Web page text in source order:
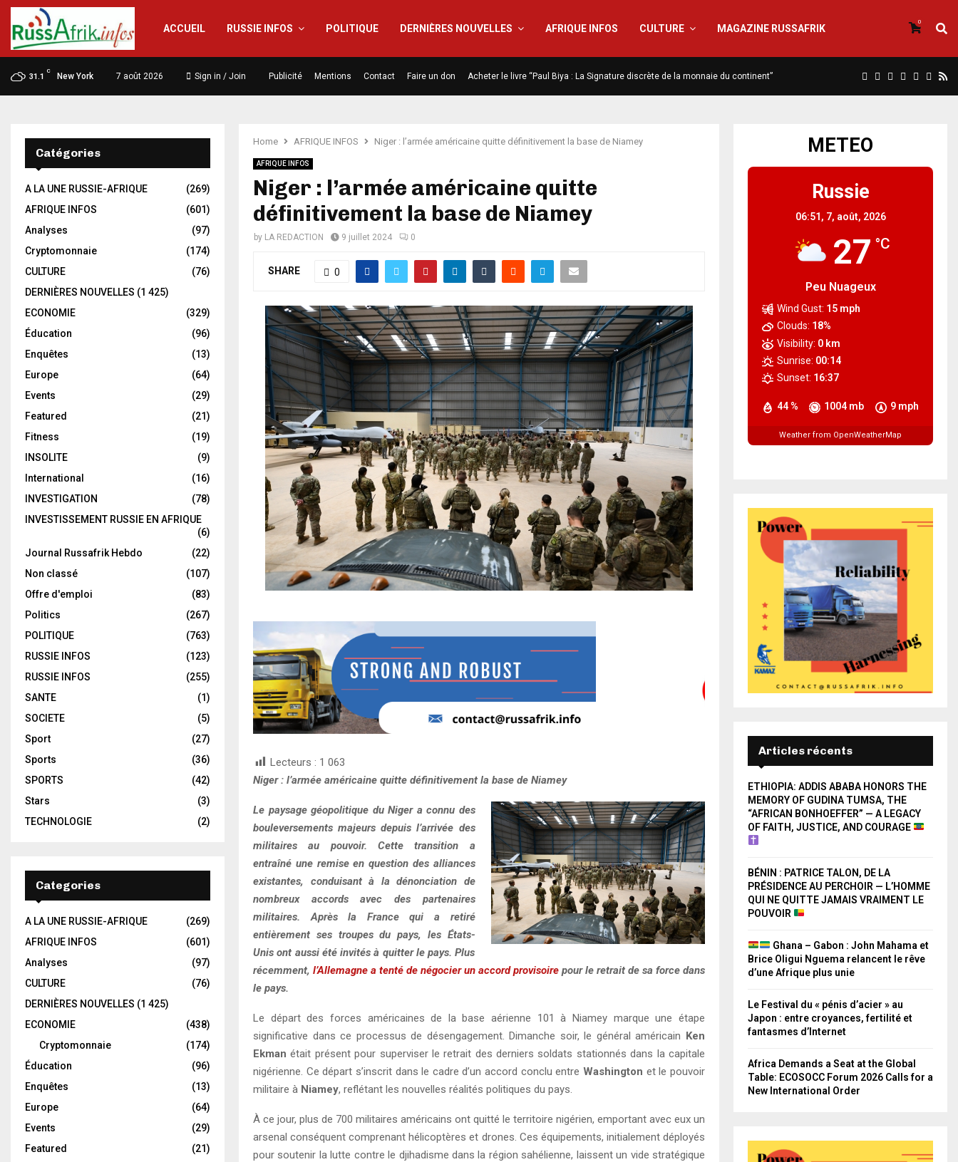
ACCUEIL RUSSIE INFOS POLITIQUE DERNIÈRES NOUVELLES AFRIQUE INFOS CULTURE MAGAZINE RUSSAFRIK
0
31.1
C
New York 7 août 2026 Sign in / Join Publicité Mentions Contact Faire un don Acheter le livre “Paul Biya : La Signature discrète de la monnaie du continent”
Home AFRIQUE INFOS Niger : l’armée américaine quitte définitivement la base de Niamey
AFRIQUE INFOS
Niger : l’armée américaine quitte
définitivement la base de Niamey
by LA REDACTION 9 juillet 2024 0
SHARE 0
Lecteurs : 1 063
Niger : l’armée américaine quitte définitivement la base de Niamey
Le paysage géopolitique du Niger a connu des
bouleversements majeurs depuis l’arrivée des
militaires au pouvoir. Cette transition a
entraîné une remise en question des alliances
existantes, conduisant à la dénonciation de
nombreux accords avec des partenaires
militaires. Après la France qui a retiré
entièrement ses troupes du pays, les États-
Unis ont aussi été invités à quitter le pays. Plus
récemment, l’Allemagne a tenté de négocier un accord provisoire pour le retrait de sa force dans
le pays.
Le départ des forces américaines de la base aérienne 101 à Niamey marque une étape
significative dans ce processus de désengagement. Dimanche soir, le général américain Ken
Ekman était présent pour superviser le retrait des derniers soldats stationnés dans la capitale
nigérienne. Ce départ s’inscrit dans le cadre d’un accord conclu entreWashington et le pouvoir
militaire à Niamey, reflétant les nouvelles réalités politiques du pays.
À ce jour, plus de 700 militaires américains ont quitté le territoire nigérien, emportant avec eux un
arsenal conséquent comprenant hélicoptères et drones. Ces équipements, initialement déployés
pour soutenir la lutte contre le djihadisme dans la région sahélienne, laissent un vide stratégique
Catégories
A LA UNE RUSSIE-AFRIQUE
(269)
AFRIQUE INFOS
(601)
Analyses
(97)
Cryptomonnaie
(174)
CULTURE
(76)
DERNIÈRES NOUVELLES (1 425)
ECONOMIE
(329)
Éducation
(96)
Enquêtes
(13)
Europe
(64)
Events
(29)
Featured
(21)
Fitness
(19)
INSOLITE
(9)
International
(16)
INVESTIGATION
(78)
INVESTISSEMENT RUSSIE EN AFRIQUE
(6)
Journal Russafrik Hebdo
(22)
Non classé
(107)
Offre d'emploi
(83)
Politics
(267)
POLITIQUE
(763)
RUSSIE INFOS
(123)
RUSSIE INFOS
(255)
SANTE
(1)
SOCIETE
(5)
Sport
(27)
Sports
(36)
SPORTS
(42)
Stars
(3)
TECHNOLOGIE
(2)
Categories
A LA UNE RUSSIE-AFRIQUE
(269)
AFRIQUE INFOS
(601)
Analyses
(97)
CULTURE
(76)
DERNIÈRES NOUVELLES (1 425)
ECONOMIE
(438)
Cryptomonnaie
(174)
Éducation
(96)
Enquêtes
(13)
Europe
(64)
Events
(29)
Featured
(21)
METEO
Russie
06:51, 7, août, 2026
27 °C
Peu Nuageux
44 % 1004 mb 9 mph
Wind Gust: 15 mph
Clouds: 18%
Visibility: 0 km
Sunrise: 00:14
Sunset: 16:37
Weather from OpenWeatherMap
Articles récents
ETHIOPIA: ADDIS ABABA HONORS THE
MEMORY OF GUDINA TUMSA, THE
“AFRICAN BONHOEFFER” — A LEGACY
OF FAITH, JUSTICE, AND COURAGE
BÉNIN : PATRICE TALON, DE LA
PRÉSIDENCE AU PERCHOIR — L’HOMME
QUI NE QUITTE JAMAIS VRAIMENT LE
POUVOIR
Ghana – Gabon : John Mahama et
Brice Oligui Nguema relancent le rêve
d’une Afrique plus unie
Le Festival du « pénis d’acier » au
Japon : entre croyances, fertilité et
fantasmes d’Internet
Africa Demands a Seat at the Global
Table: ECOSOCC Forum 2026 Calls for a
New International Order